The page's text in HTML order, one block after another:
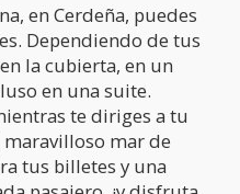
en Cerdeña, puedes
Dependiendo de tus
la cubierta, en un
en una suite.
te diriges a tu
mar de
tus billetes y una